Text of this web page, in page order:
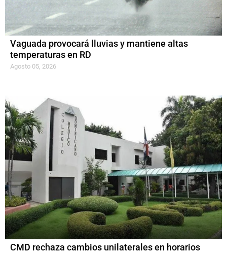
Vaguada provocará lluvias y mantiene altas
temperaturas en RD
Agosto 05, 2026
CMD rechaza cambios unilaterales en horarios